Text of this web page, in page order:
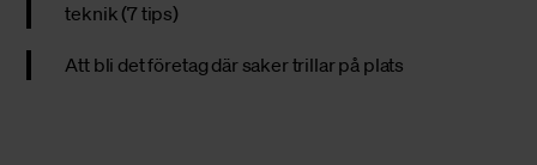
teknik (7 tips)
Att bli det företag där saker trillar på plats